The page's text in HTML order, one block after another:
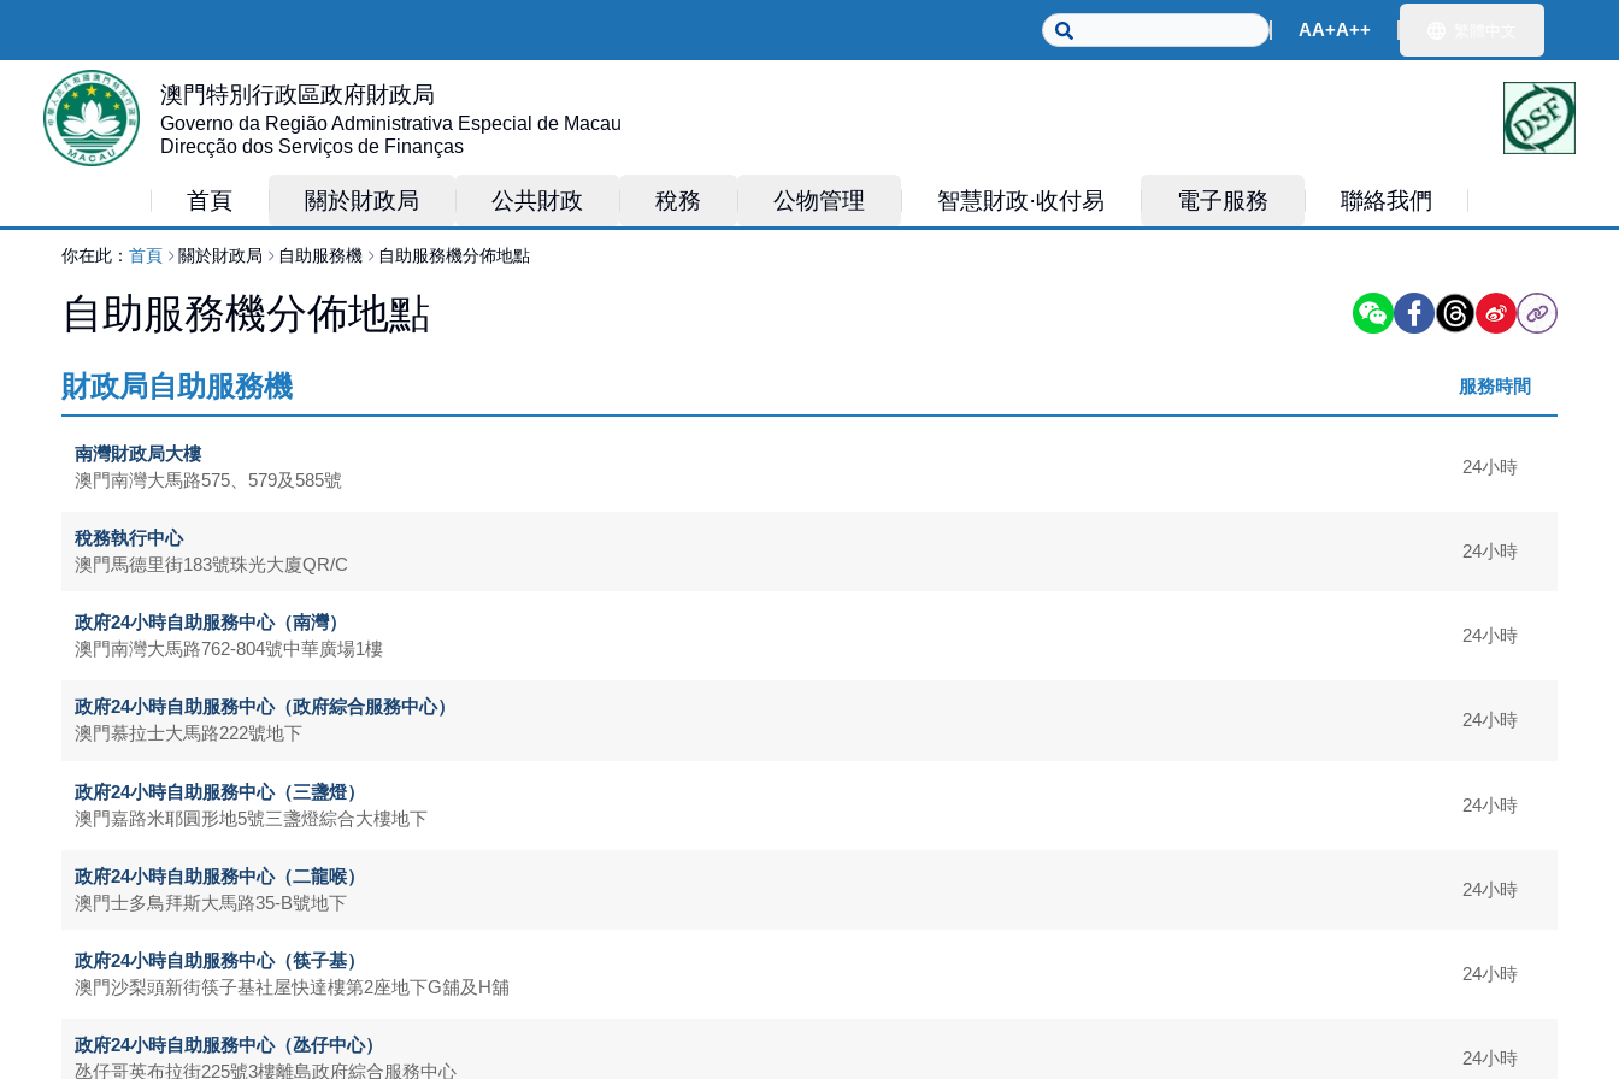
Search AA+A++
澳門特別行政區政府財政局
Governo da Região Administrativa Especial de Macau
Direcção dos Serviços de Finanças
首頁 關於財政局 公共財政 稅務 公物管理 智慧財政·收付易 電子服務 聯絡我們
你在此： 首頁 關於財政局 自助服務機 自助服務機分佈地點
自助服務機分佈地點
財政局自助服務機 服務時間
南灣財政局大樓
澳門南灣大馬路575、579及585號
24小時
稅務執行中心
澳門馬德里街183號珠光大廈QR/C
24小時
政府24小時自助服務中心（南灣）
澳門南灣大馬路762-804號中華廣場1樓
24小時
政府24小時自助服務中心（政府綜合服務中心）
澳門慕拉士大馬路222號地下
24小時
政府24小時自助服務中心（三盞燈）
澳門嘉路米耶圓形地5號三盞燈綜合大樓地下
24小時
政府24小時自助服務中心（二龍喉）
澳門士多鳥拜斯大馬路35-B號地下
24小時
政府24小時自助服務中心（筷子基）
澳門沙梨頭新街筷子基社屋快達樓第2座地下G舖及H舖
24小時
政府24小時自助服務中心（氹仔中心）
氹仔哥英布拉街225號3樓離島政府綜合服務中心
24小時